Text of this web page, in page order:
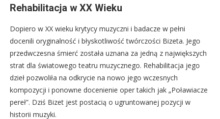
Rehabilitacja w XX Wieku
Dopiero w XX wieku krytycy muzyczni i badacze w pełni
docenili oryginalność i błyskotliwość twórczości Bizeta. Jego
przedwczesna śmierć została uznana za jedną z największych
strat dla światowego teatru muzycznego. Rehabilitacja jego
dzieł pozwoliła na odkrycie na nowo jego wczesnych
kompozycji i ponowne docenienie oper takich jak „Poławiacze
pereł”. Dziś Bizet jest postacią o ugruntowanej pozycji w
historii muzyki.